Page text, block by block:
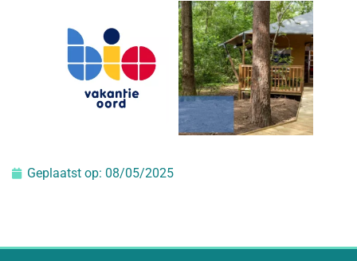
Geplaatst op: 08/05/2025